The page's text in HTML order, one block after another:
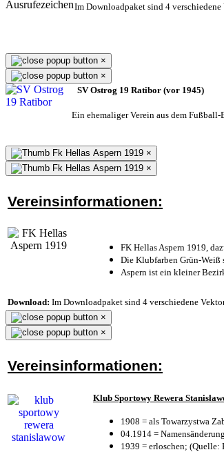
Im Downloadpaket sind 4
×
×
SV Ostrog 19 Ratibor (vor 1945)
Ein ehemaliger Verein aus dem
×
×
Vereinsinformationen:
FK Hellas Aspern 1919,
Die Klubfarben Grün-Weiß
Aspern ist ein kleiner
Download: Im Downloadpaket sind 4 verschiedene
×
×
Vereinsinformationen:
Klub Sportowy Rewera
1908 = als Towarzystwa
04.1914 =
1939 = erloschen;